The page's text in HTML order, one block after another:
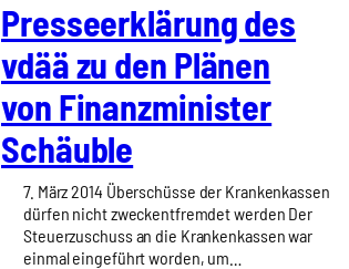
Pres­se­er­klä­rung des
vdää zu den Plä­nen
von Finanz­mi­nis­ter
Schäub­le
7. März 2014 Überschüsse der Krankenkassen
dürfen nicht zweckentfremdet werden Der
Steuerzuschuss an die Krankenkassen war
einmal eingeführt worden, um…